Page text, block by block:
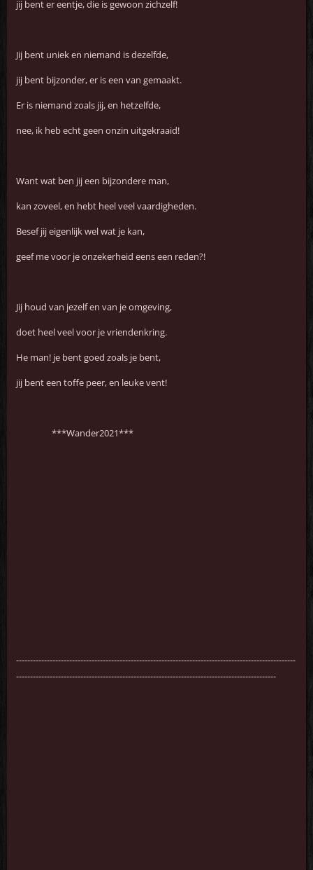
jij bent er eentje, die is gewoon zichzelf!
Jij bent uniek en niemand is dezelfde,
jij bent bijzonder, er is een van gemaakt.
Er is niemand zoals jij, en hetzelfde,
nee, ik heb echt geen onzin uitgekraaid!
Want wat ben jij een bijzondere man,
kan zoveel, en hebt heel veel vaardigheden.
Besef jij eigenlijk wel wat je kan,
geef me voor je onzekerheid eens een reden?!
Jij houd van jezelf en van je omgeving,
doet heel veel voor je vriendenkring.
He man! je bent goed zoals je bent,
jij bent een toffe peer, en leuke vent!
***Wander2021***
----------------------------------------------------------------------------------------------------
---------------------------------------------------------------------------------------------